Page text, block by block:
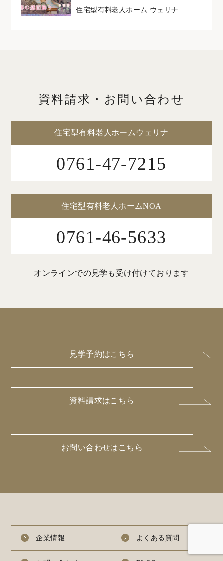
住宅型有料老人ホーム ウェリナ
資料請求・お問い合わせ
住宅型有料老人ホームウェリナ
0761-47-7215
住宅型有料老人ホームNOA
0761-46-5633
オンラインでの見学も受け付けております
見学予約はこちら
資料請求はこちら
お問い合わせはこちら
企業情報 よくある質問